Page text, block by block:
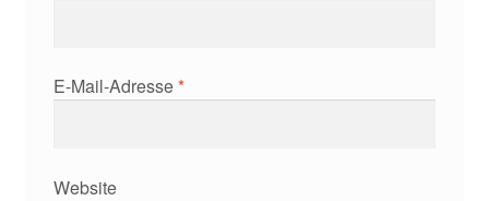
E-Mail-Adresse*
Website